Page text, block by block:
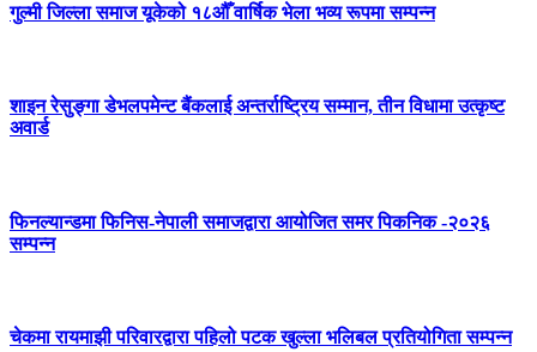
गुल्मी जिल्ला समाज यूकेको १८औँ वार्षिक भेला भव्य रूपमा सम्पन्न
शाइन रेसुङ्गा डेभलपमेन्ट बैंकलाई अन्तर्राष्ट्रिय सम्मान, तीन विधामा उत्कृष्ट
अवार्ड
फिनल्यान्डमा फिनिस-नेपाली समाजद्वारा आयोजित समर पिकनिक -२०२६
सम्पन्न
चेकमा रायमाझी परिवारद्वारा पहिलो पटक खुल्ला भलिबल प्रतियोगिता सम्पन्न